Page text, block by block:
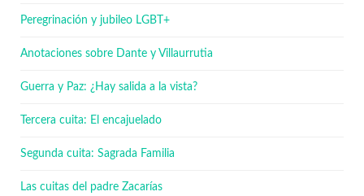
Peregrinación y jubileo LGBT+
Anotaciones sobre Dante y Villaurrutia
Guerra y Paz: ¿Hay salida a la vista?
Tercera cuita: El encajuelado
Segunda cuita: Sagrada Familia
Las cuitas del padre Zacarías